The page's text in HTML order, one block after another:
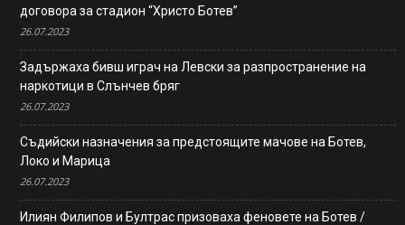
договора за стадион “Христо Ботев”
26.07.2023
Задържаха бивш играч на Левски за разпространение на
наркотици в Слънчев бряг
26.07.2023
Съдийски назначения за предстоящите мачове на Ботев,
Локо и Марица
26.07.2023
Илиян Филипов и Бултрас призоваха феновете на Ботев /